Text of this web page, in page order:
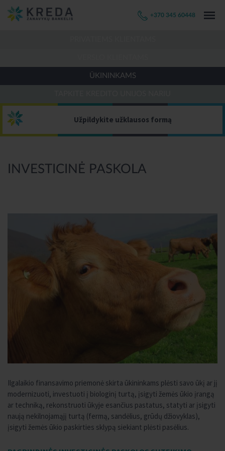
+370 345 60448
ŪKININKAMS
Užpildykite užklausos formą
INVESTICINĖ PASKOLA
Ilgalaikio finansavimo priemonė skirta ūkininkams plėsti savo ūkį ar jį
modernizuoti, investuoti į biologinį turtą, įsigyti žemės ūkio įrangą
ar techniką, rekonstruoti ūkyje esančius pastatus, statyti ar įsigyti
naują nekilnojamąjį turtą (fermą, sandėlius, grūdų džiovyklas),
įsigyti žemės ūkio paskirties sklypą siekiant plėsti pasėlius.